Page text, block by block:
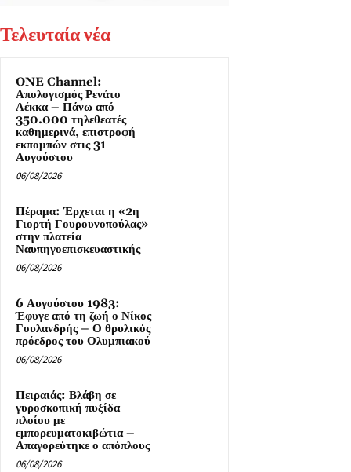
Τελευταία νέα
ONE Channel:
Απολογισμός Ρενάτο
Λέκκα – Πάνω από
350.000 τηλεθεατές
καθημερινά, επιστροφή
εκπομπών στις 31
Αυγούστου
06/08/2026
Πέραμα: Έρχεται η «2η
Γιορτή Γουρουνοπούλας»
στην πλατεία
Ναυπηγοεπισκευαστικής
06/08/2026
6 Αυγούστου 1983:
Έφυγε από τη ζωή ο Νίκος
Γουλανδρής – Ο θρυλικός
πρόεδρος του Ολυμπιακού
06/08/2026
Πειραιάς: Βλάβη σε
γυροσκοπική πυξίδα
πλοίου με
εμπορευματοκιβώτια –
Απαγορεύτηκε ο απόπλους
06/08/2026